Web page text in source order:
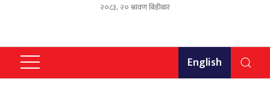
२०८३, २० श्रावण बिहीबार
English